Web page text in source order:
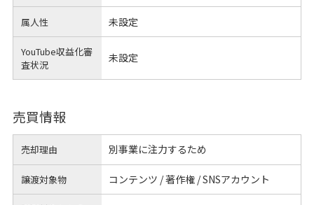
属人性 未設定
YouTube収益化審
査状況
未設定
売買情報
売却理由 別事業に注力するため
譲渡対象物 コンテンツ / 著作権 / SNSアカウント